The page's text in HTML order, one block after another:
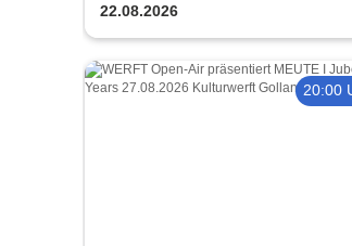
22.08.2026
20:00